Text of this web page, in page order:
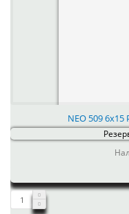
NEO 509 6x15